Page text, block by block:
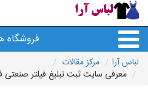
فروشگاه
لباس آرا
مرکز مقالات
معرفی سایت ثبت تبلیغ فیلتر صنعتی